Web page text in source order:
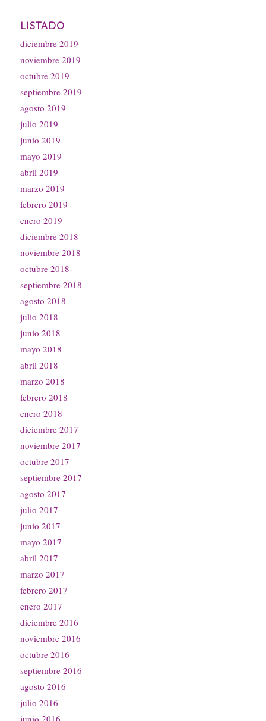
LISTADO
diciembre 2019
noviembre 2019
octubre 2019
septiembre 2019
agosto 2019
julio 2019
junio 2019
mayo 2019
abril 2019
marzo 2019
febrero 2019
enero 2019
diciembre 2018
noviembre 2018
octubre 2018
septiembre 2018
agosto 2018
julio 2018
junio 2018
mayo 2018
abril 2018
marzo 2018
febrero 2018
enero 2018
diciembre 2017
noviembre 2017
octubre 2017
septiembre 2017
agosto 2017
julio 2017
junio 2017
mayo 2017
abril 2017
marzo 2017
febrero 2017
enero 2017
diciembre 2016
noviembre 2016
octubre 2016
septiembre 2016
agosto 2016
julio 2016
junio 2016